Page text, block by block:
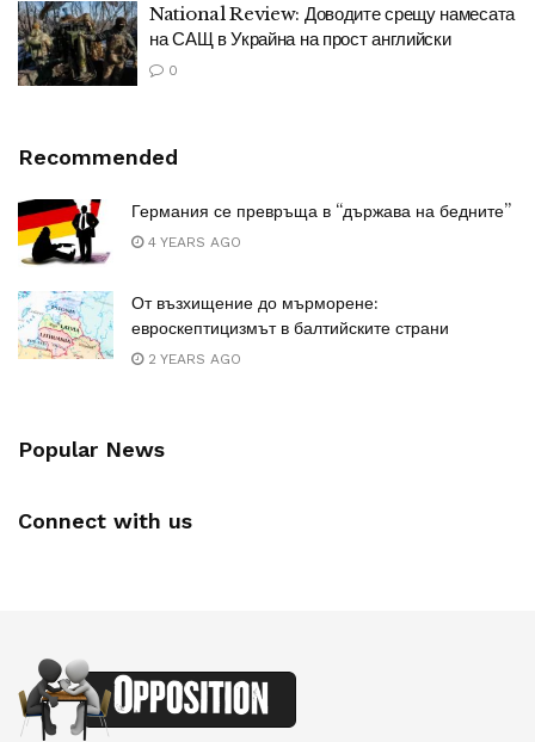
National Review: Доводите срещу намесата
на САЩ в Украйна на прост английски
0
Recommended
Германия се превръща в “държава на бедните”
4 YEARS AGO
От възхищение до мърморене:
евроскептицизмът в балтийските страни
2 YEARS AGO
Popular News
Connect with us